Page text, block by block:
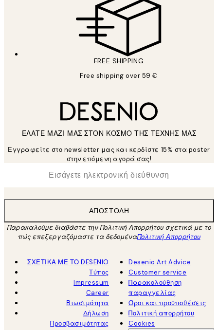
FREE SHIPPING
Free shipping over 59 €
ΕΛΑΤΕ ΜΑΖΙ ΜΑΣ ΣΤΟΝ ΚΟΣΜΟ ΤΗΣ ΤΕΧΝΗΣ ΜΑΣ
Εγγραφείτε στο newsletter μας και κερδίστε 15% στα poster
στην επόμενη αγορά σας!
Ηλεκτρονική Διεύθυνση
ΑΠΟΣΤΟΛΉ
Παρακαλούμε διαβάστε την Πολιτική Απορρήτου σχετικά με το
πώς επεξεργαζόμαστε τα δεδομέναΠολιτική Απορρήτου
ΣΧΕΤΙΚΑ ΜΕ ΤΟ DESENIO
Τύπος
Impressum
Career
Βιωσιμότητα
Δήλωση
Προσβασιμότητας
Desenio Art Advice
Customer service
Παρακολούθηση
παραγγελίας
Όροι και προϋποθέσεις
Πολιτική απορρήτου
Cookies